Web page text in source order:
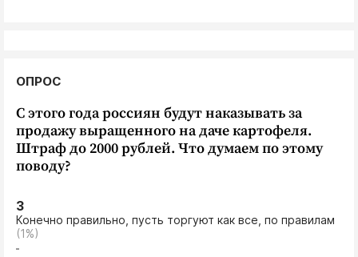
ОПРОС
С этого года россиян будут наказывать за
продажу выращенного на даче картофеля.
Штраф до 2000 рублей. Что думаем по этому
поводу?
3
Конечно правильно, пусть торгуют как все, по правилам
(1%)